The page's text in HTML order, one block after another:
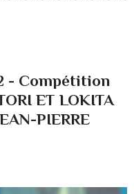
- Compétition
ET LOKITA
PIERRE